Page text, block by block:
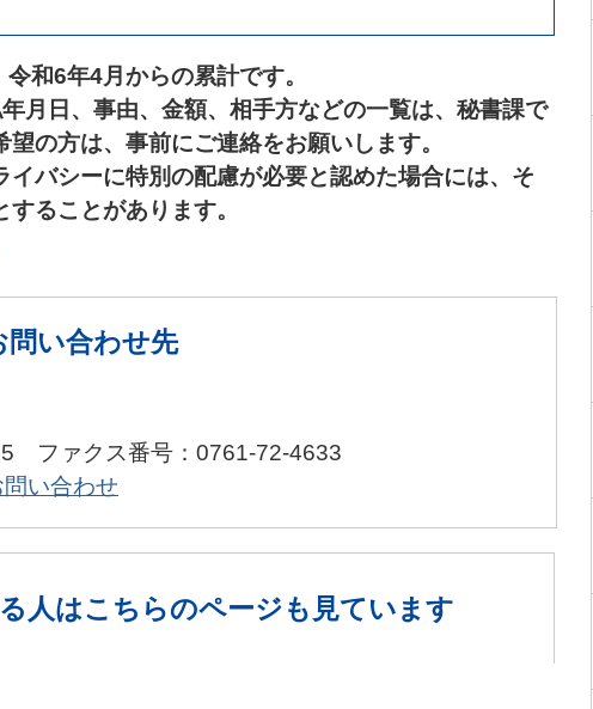
令和6年4月からの累計です。
年月日、事由、金額、相手方などの一覧は、秘書課で
の方は、事前にご連絡をお願いします。
イバシーに特別の配慮が必要と認めた場合には、そ
ることがあります。
問い合わせ先
ファクス番号：0761-72-4633
い合わせ
人はこちらのページも見ています